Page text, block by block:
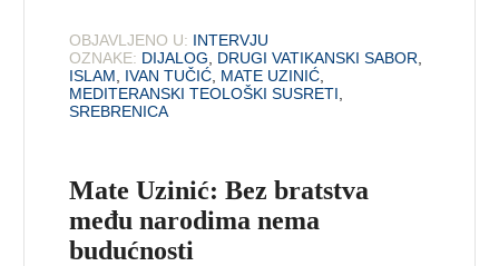
OBJAVLJENO U: INTERVJU
OZNAKE: DIJALOG DRUGI VATIKANSKI SABOR
ISLAM
IVAN TUČIĆ MATE UZINIĆ
MEDITERANSKI TEOLOŠKI SUSRETI
SREBRENICA
Mate Uzinić: Bez bratstva
među narodima nema
budućnosti